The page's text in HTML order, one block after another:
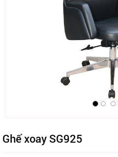
Ghế xoay SG925